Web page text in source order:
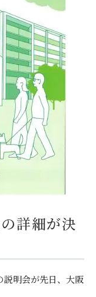
詳細が決
説明会が先日、大阪